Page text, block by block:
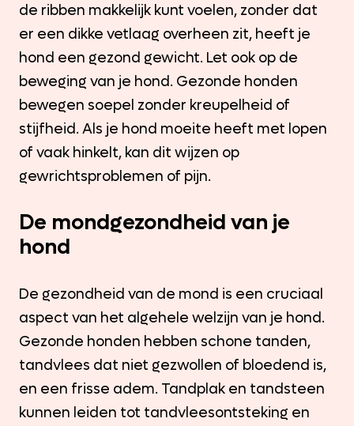
de ribben makkelijk kunt voelen, zonder dat
er een dikke vetlaag overheen zit, heeft je
hond een gezond gewicht. Let ook op de
beweging van je hond. Gezonde honden
bewegen soepel zonder kreupelheid of
stijfheid. Als je hond moeite heeft met lopen
of vaak hinkelt, kan dit wijzen op
gewrichtsproblemen of pijn.
De mondgezondheid van je
hond
De gezondheid van de mond is een cruciaal
aspect van het algehele welzijn van je hond.
Gezonde honden hebben schone tanden,
tandvlees dat niet gezwollen of bloedend is,
en een frisse adem. Tandplak en tandsteen
kunnen leiden tot tandvleesontsteking en